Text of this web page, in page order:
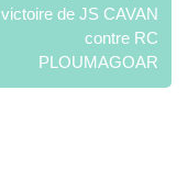
victoire de JS CAVAN
contre RC
PLOUMAGOAR